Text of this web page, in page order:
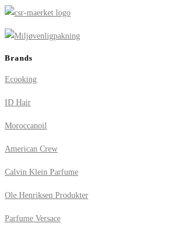
Brands
Ecooking
ID Hair
Moroccanoil
American Crew
Calvin Klein Parfume
Ole Henriksen Produkter
Parfume Versace